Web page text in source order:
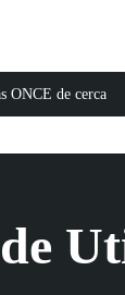
ONCE de cerca